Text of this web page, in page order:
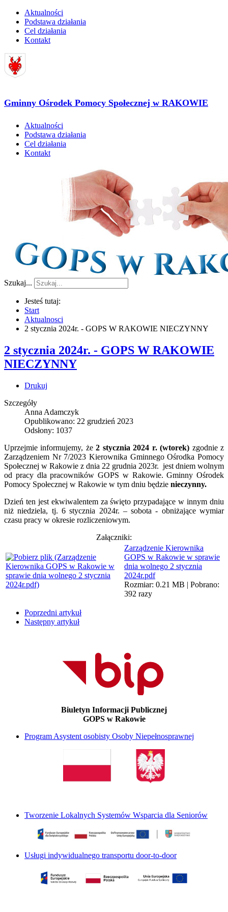
Aktualności
Podstawa działania
Cel działania
Kontakt
Gminny Ośrodek Pomocy Społecznej w RAKOWIE
Aktualności
Podstawa działania
Cel działania
Kontakt
Szukaj...
Jesteś tutaj:
Start
Aktualnosci
2 stycznia 2024r. - GOPS W RAKOWIE NIECZYNNY
2 stycznia 2024r. - GOPS W RAKOWIE
NIECZYNNY
Drukuj
Szczegóły
Anna Adamczyk
Opublikowano: 22 grudzień 2023
Odsłony: 1037
Uprzejmie informujemy, że2 stycznia 2024 r. (wtorek) zgodnie z
Zarządzeniem Nr 7/2023 Kierownika Gminnego Ośrodka Pomocy
Społecznej w Rakowie z dnia 22 grudnia 2023r. jest dniem wolnym
od pracy dla pracowników GOPS w Rakowie. Gminny Ośrodek
Pomocy Społecznej w Rakowie w tym dniu będzie nieczynny.
Dzień ten jest ekwiwalentem za święto przypadające w innym dniu
niż niedziela, tj. 6 stycznia 2024r. – sobota - obniżające wymiar
czasu pracy w okresie rozliczeniowym.
Załączniki:
Zarządzenie Kierownika
GOPS w Rakowie w sprawie
dnia wolnego 2 stycznia
2024r.pdf
Rozmiar: 0.21 MB | Pobrano:
392 razy
Poprzedni artykuł
Następny artykuł
Biuletyn Informacji Publicznej
GOPS w Rakowie
Program Asystent osobisty Osoby Niepełnosprawnej
Tworzenie Lokalnych Systemów Wsparcia dla Seniorów
Usługi indywidualnego transportu door-to-door